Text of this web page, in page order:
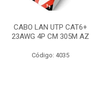
CABO LAN UTP CAT6+
23AWG 4P CM 305M AZ
Código: 4035